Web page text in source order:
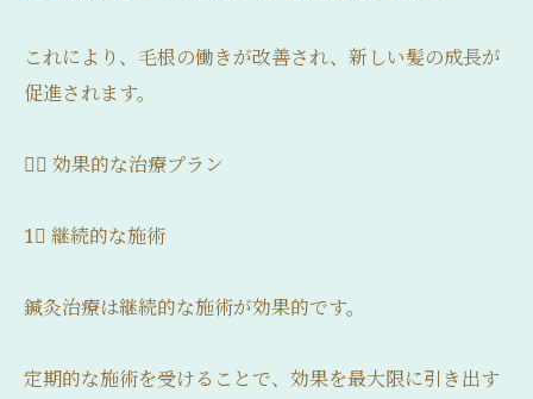
これにより、毛根の働きが改善され、新しい髪の成長が
促進されます。
💆‍♀️ 効果的な治療プラン
1⃣ 継続的な施術
鍼灸治療は継続的な施術が効果的です。
定期的な施術を受けることで、効果を最大限に引き出す